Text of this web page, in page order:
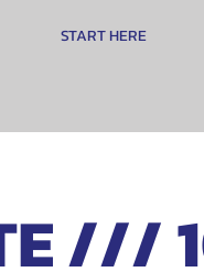
START HERE
///